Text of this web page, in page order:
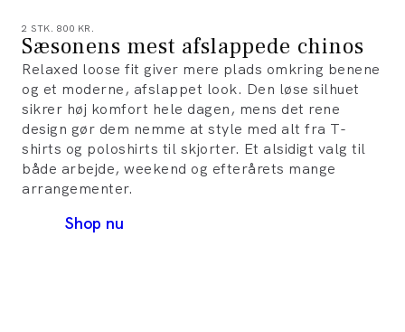
2 STK. 800 KR.
Sæsonens mest afslappede chinos
Relaxed loose fit giver mere plads omkring benene
og et moderne, afslappet look. Den løse silhuet
sikrer høj komfort hele dagen, mens det rene
design gør dem nemme at style med alt fra T-
shirts og poloshirts til skjorter. Et alsidigt valg til
både arbejde, weekend og efterårets mange
arrangementer.
Shop nu